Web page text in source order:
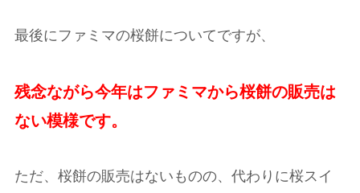
最後にファミマの桜餅についてですが、
残念ながら今年はファミマから桜餅の販売は
ない模様です。
ただ、桜餅の販売はないものの、代わりに桜スイ